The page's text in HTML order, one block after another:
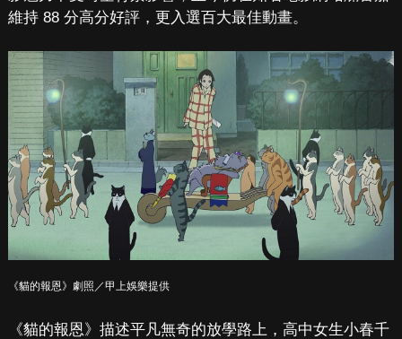
維持 88 分高分好評，更入選百大最佳動畫。
《貓的報恩》劇照／甲上娛樂提供
《貓的報恩》描述平凡無奇的放學路上，高中女生小春千